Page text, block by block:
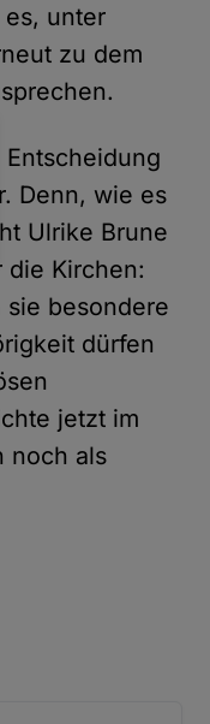
unter
zu dem
Denn, wie es
Ulrike Brune
die Kirchen:
besondere
dürfen
jetzt im
noch als